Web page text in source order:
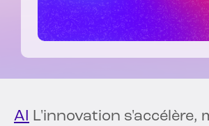
AI L'innovation s'accélère,